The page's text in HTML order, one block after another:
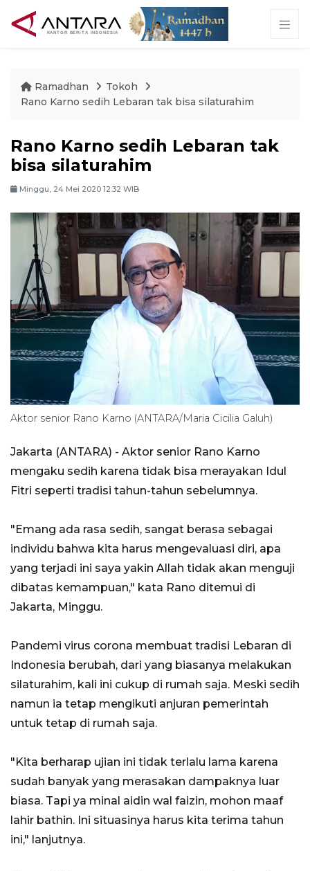
Ramadhan
Tokoh
Rano Karno sedih Lebaran tak bisa silaturahim
Rano Karno sedih Lebaran tak
bisa silaturahim
Minggu, 24 Mei 2020 12:32 WIB
Aktor senior Rano Karno (ANTARA/Maria Cicilia Galuh)
Jakarta (ANTARA) - Aktor senior Rano Karno
mengaku sedih karena tidak bisa merayakan Idul
Fitri seperti tradisi tahun-tahun sebelumnya.
"Emang ada rasa sedih, sangat berasa sebagai
individu bahwa kita harus mengevaluasi diri, apa
yang terjadi ini saya yakin Allah tidak akan menguji
dibatas kemampuan," kata Rano ditemui di
Jakarta, Minggu.
Pandemi virus corona membuat tradisi Lebaran di
Indonesia berubah, dari yang biasanya melakukan
silaturahim, kali ini cukup di rumah saja. Meski sedih
namun ia tetap mengikuti anjuran pemerintah
untuk tetap di rumah saja.
"Kita berharap ujian ini tidak terlalu lama karena
sudah banyak yang merasakan dampaknya luar
biasa. Tapi ya minal aidin wal faizin, mohon maaf
lahir bathin. Ini situasinya harus kita terima tahun
ini," lanjutnya.